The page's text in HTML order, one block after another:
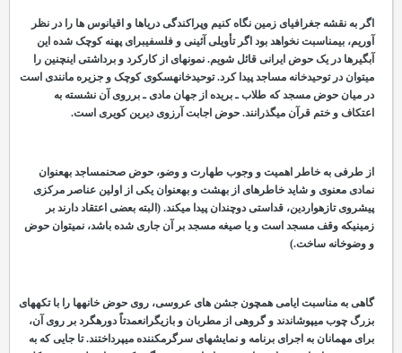
اگر به نقشه جغرافیای زمین نگاه کنیم وپراکندگی دریاها و اقیانوس ها را در نظر
آوریم، بیمناسبت نخواهد بود اگر تأویلی آئینی و فلسفیبرای پهنه کوچک شده این
آبگیرها در یک حوضایرانی قائل شویم. نمونهای از کارکرد و برداشتی اینچنین را
توان در توحیدخانه مساجد پیدا کرد. توحیدخانهسکوی کوچک و جزیره مانندی است
در میان حوض مسجد که طلاب ـ بریده از جهان مادی ـ برروی آن نشسته به
اعتکاف و ختم قرآن میگذرانند. حوض اجابت آرزوی دیرین کویری است.
از طرفی به خاطر اهمیت و وجوب طهارت و وضو، حوض صحنمساجد بهعنوان
نمادی معنوی و شاید خاطرهای از بهشت و بهعنوان یکی از اولین عناصر مرکزی
پیشروی تازهواردین، قداستی دوچندان پیدا می کند. (البته بعضی اعتقاد دارند بر
زمینیکه وقف مسجد است و یا صیغه مسجد بر آن جاری شده باشد، نمی توان حوض
و وضوخانه ساخت.)
گاهی به مناسبت ایامی همچون جشن های عروسی، روی حوض خانهها را با تکههای
بزرگ چوب میپوشاندند و گروهی از مطربان و بازیگرانعمدتاً دورهگرد بر روی آن،
برای مهمانان به اجرای برنامه و نمایشهای سرگرمکننده میپرداختند. تا جایی که به